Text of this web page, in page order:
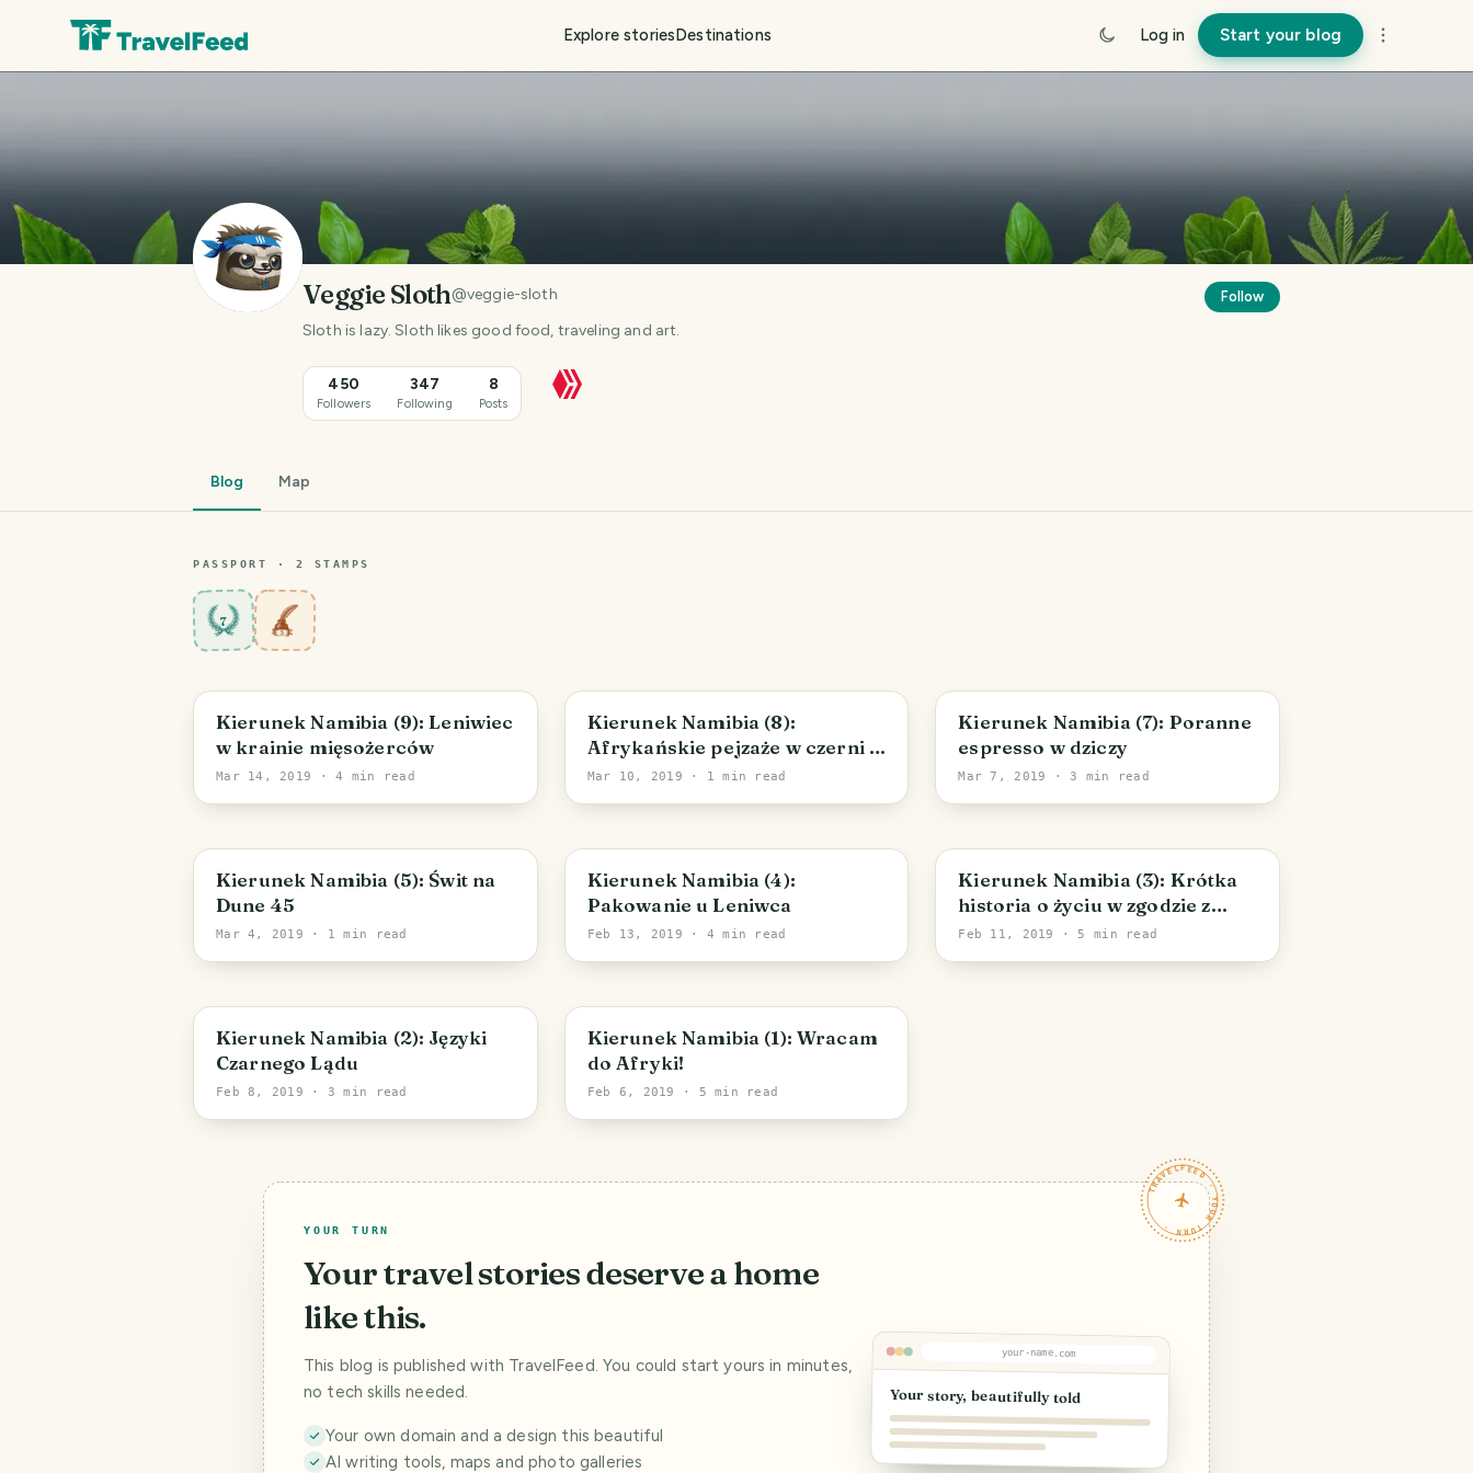
Explore storiesDestinations Log in Start your blog
Veggie Sloth@veggie-sloth
Sloth is lazy. Sloth likes good food, traveling and art.
450
Followers
347
Following
8
Posts
Follow
Blog Map
PASSPORT · 2 STAMPS
7
Kierunek Namibia (9): Leniwiec
w krainie mięsożerców
Mar 14, 2019 · 4 min read
Kierunek Namibia (8):
Afrykańskie pejzaże w czerni i
bieli
Mar 10, 2019 · 1 min read
Kierunek Namibia (7): Poranne
espresso w dziczy
Mar 7, 2019 · 3 min read
Kierunek Namibia (5): Świt na
Dune 45
Mar 4, 2019 · 1 min read
Kierunek Namibia (4):
Pakowanie u Leniwca
Feb 13, 2019 · 4 min read
Kierunek Namibia (3): Krótka
historia o życiu w zgodzie z
naturą, diamentach, obozach
Feb 11, 2019 · 5 min read
Kierunek Namibia (2): Języki
Czarnego Lądu
Feb 8, 2019 · 3 min read
Kierunek Namibia (1): Wracam
do Afryki!
Feb 6, 2019 · 5 min read
TRAVELFEED · YOUR TURN ·
YOUR TURN
Your travel stories deserve a home
like this.
This blog is published with TravelFeed. You could start yours in minutes,
no tech skills needed.
Your own domain and a design this beautiful
AI writing tools, maps and photo galleries
your-name.com
Your story, beautifully told